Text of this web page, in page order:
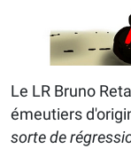
Le LR Bruno
émeutiers
sorte de